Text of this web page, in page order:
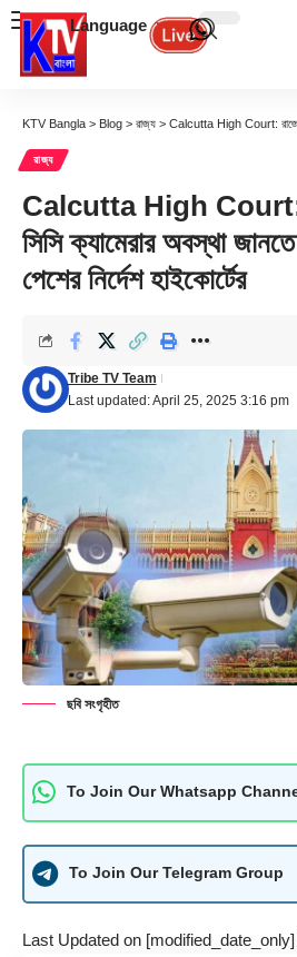
Language
KTV Bangla > Blog > রাজ্য > Calcutta High Court: রাজ্যের থানাগুলির সিসি
রাজ্য
Calcutta High Court:
সিসি ক্যামেরার অবস্থা জানতে
পেশের নির্দেশ হাইকোর্টের
Last updated: April 25, 2025 3:16 pm
Tribe TV Team
ছবি সংগৃহীত
To Join Our Whatsapp
To Join Our Telegram Group
Last Updated on